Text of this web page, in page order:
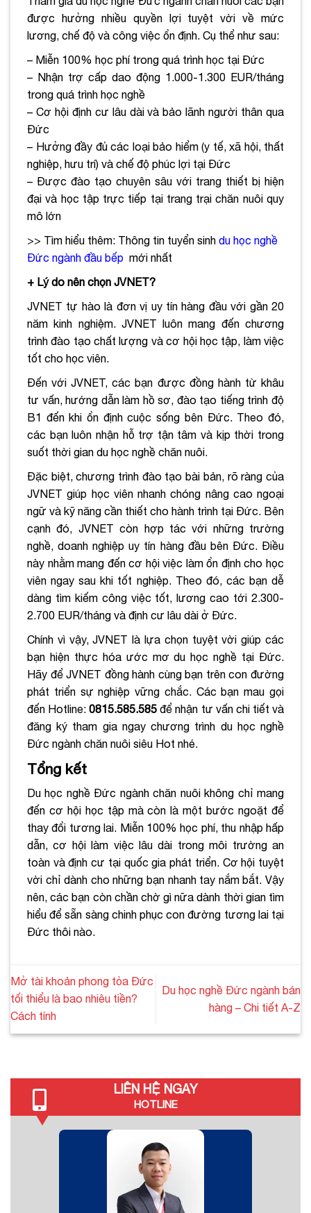
được hưởng nhiều quyền lợi tuyệt vời về mức
lương, chế độ và công việc ổn định. Cụ thể như sau:
– Miễn 100% học phí trong quá trình học tại Đức
– Nhận trợ cấp dao động 1.000-1.300 EUR/tháng
trong quá trình học nghề
– Cơ hội định cư lâu dài và bảo lãnh người thân qua
Đức
– Hưởng đầy đủ các loại bảo hiểm (y tế, xã hội, thất
nghiệp, hưu trí) và chế độ phúc lợi tại Đức
– Được đào tạo chuyên sâu với trang thiết bị hiện
đại và học tập trực tiếp tại trang trại chăn nuôi quy
mô lớn
>> Tìm hiểu thêm: Thông tin tuyển sinh du học nghề
Đức ngành đầu bếp mới nhất
+ Lý do nên chọn JVNET?
JVNET tự hào là đơn vị uy tín hàng đầu với gần 20
năm kinh nghiệm. JVNET luôn mang đến chương
trình đào tạo chất lượng và cơ hội học tập, làm việc
tốt cho học viên.
Đến với JVNET, các bạn được đồng hành từ khâu
tư vấn, hướng dẫn làm hồ sơ, đào tạo tiếng trình độ
B1 đến khi ổn định cuộc sống bên Đức. Theo đó,
các bạn luôn nhận hỗ trợ tận tâm và kịp thời trong
suốt thời gian du học nghề chăn nuôi.
Đặc biệt, chương trình đào tạo bài bản, rõ ràng của
JVNET giúp học viên nhanh chóng nâng cao ngoại
ngữ và kỹ năng cần thiết cho hành trình tại Đức. Bên
cạnh đó, JVNET còn hợp tác với những trường
nghề, doanh nghiệp uy tín hàng đầu bên Đức. Điều
này nhằm mang đến cơ hội việc làm ổn định cho học
viên ngay sau khi tốt nghiệp. Theo đó, các bạn dễ
dàng tìm kiếm công việc tốt, lương cao tới 2.300-
2.700 EUR/tháng và định cư lâu dài ở Đức.
Chính vì vậy, JVNET là lựa chọn tuyệt vời giúp các
bạn hiện thực hóa ước mơ du học nghề tại Đức.
Hãy để JVNET đồng hành cùng bạn trêncon đường
phát triển sự nghiệp vững chắc. Các bạn mau gọi
đến Hotline:0815.585.585để nhận tư vấn chi tiết và
đăng ký tham gia ngay chương trình du học nghề
Đức ngành chăn nuôi siêu Hot nhé.
Tổng kết
Du học nghề Đức ngành chăn nuôi không chỉ mang
đến cơ hội học tập mà còn là một bước ngoặt để
thay đổi tương lai. Miễn 100% học phí, thu nhập hấp
dẫn, cơ hội làm việc lâu dài trong môi trường an
toàn và định cư tại quốc gia phát triển. Cơ hội tuyệt
vời chỉ dành cho những bạn nhanh tay nắm bắt. Vậy
nên, các bạn còn chần chờ gì nữa dành thời gian tìm
hiểu để sẵn sàng chinh phục con đường tương lai tại
Đức thôi nào.
Mở tài khoản phong tỏa Đức
tối thiểu là bao nhiêu tiền?
Cách tính
Du học nghề Đức ngành bán
hàng – Chi tiết A-Z
LIÊN HỆ NGAY
HOTLINE